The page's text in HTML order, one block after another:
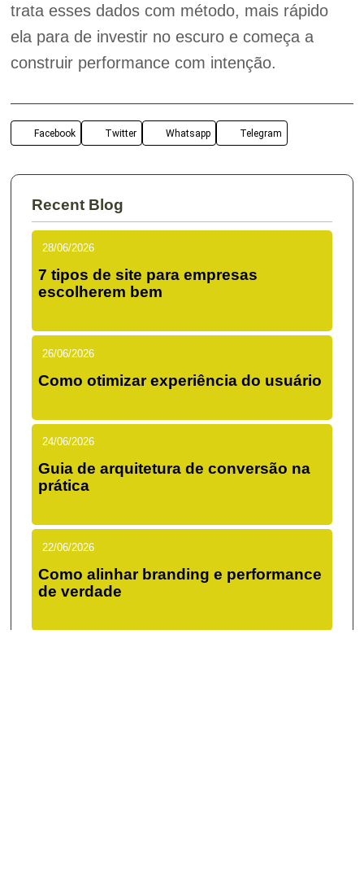
trata esses dados com método, mais rápido
ela para de investir no escuro e começa a
construir performance com intenção.
Facebook Twitter Whatsapp Telegram
Recent Blog
28/06/2026
7 tipos de site para empresas
escolherem bem
26/06/2026
Como otimizar experiência do usuário
24/06/2026
Guia de arquitetura de conversão na
prática
22/06/2026
Como alinhar branding e performance
de verdade